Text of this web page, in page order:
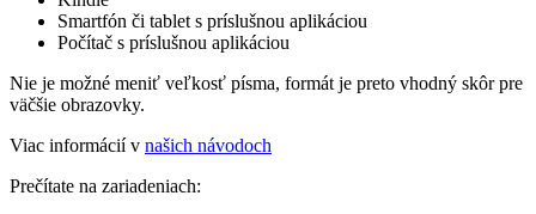
Smartfón či tablet s príslušnou aplikáciou
Počítač s príslušnou aplikáciou
Nie je možné meniť veľkosť písma, formát je preto vhodný skôr pre
väčšie obrazovky.
Viac informácií v našich návodoch
Prečítate na zariadeniach: